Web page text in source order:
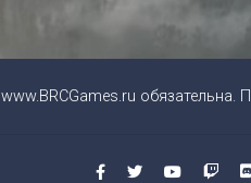
www.BRCGames.ru обязательна.